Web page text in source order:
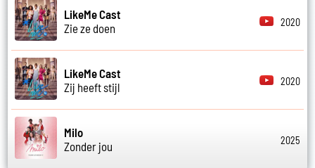
LikeMe Cast
Zie ze doen
2020
LikeMe Cast
Zij heeft stijl
2020
Milo
Zonder jou
2025